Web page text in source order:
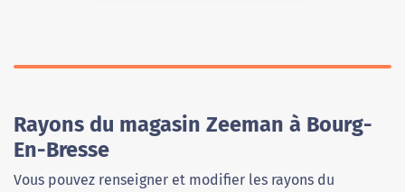
Rayons du magasin Zeeman à Bourg-
En-Bresse
Vous pouvez renseigner et modifier les rayons du